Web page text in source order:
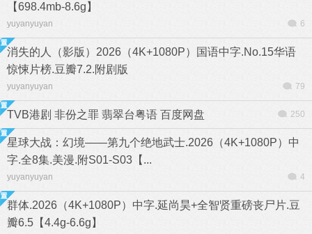
【698.4mb-8.6g】
yuyanyuyan 6
消失的人（影版）2026（4K+1080P）国语中字.No.15华语
惊悚片榜.豆瓣7.2.附剧版
yuyanyuyan 79
TVB港剧 非份之罪 翡翠台粤语 百度网盘 250
星球大战：幻境——第九个绝地武士.2026（4K+1080P）中
字.全8集.美漫.附S01-S03【...
yuyanyuyan 4
群体.2026（4K+1080P）中字.延尚昊+全智贤重磅丧尸片.豆
瓣6.5【4.4g-6.6g】